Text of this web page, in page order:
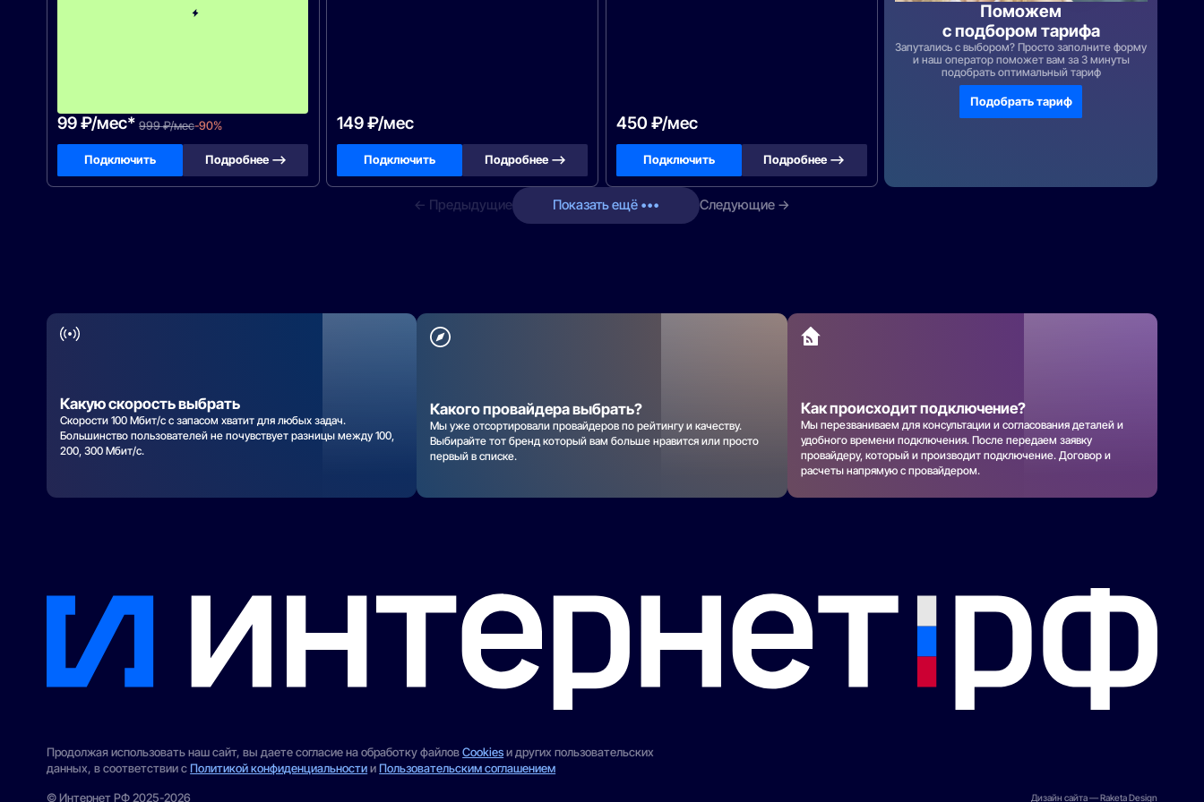
99 ₽/мес* 999 ₽/мес-90%
Подключить Подробнее —>
149 ₽/мес
Подключить Подробнее —>
450 ₽/мес
Подключить Подробнее —>
Поможем
с подбором тарифа
Запутались с выбором? Просто заполните форму
и наш оператор поможет вам за 3 минуты
подобрать оптимальный тариф
Подобрать тариф
← Предыдущие Показать ещё ••• Следующие →
Какую скорость выбрать
Скорости 100 Мбит/с с запасом хватит для любых задач.
Большинство пользователей не почувствует разницы между 100,
200, 300 Мбит/с.
Какого провайдера выбрать?
Мы уже отсортировали провайдеров по рейтингу и качеству.
Выбирайте тот бренд который вам больше нравится или просто
первый в списке.
Как происходит подключение?
Мы перезваниваем для консультации и согласования деталей и
удобного времени подключения. После передаем заявку
провайдеру, который и производит подключение. Договор и
расчеты напрямую с провайдером.
Продолжая использовать наш сайт, вы даете согласие на обработку файловCookiesи других пользовательских
данных, в соответствии сПолитикой конфиденциальностииПользовательским соглашением
© Интернет РФ 2025-2026 Дизайн сайта — Raketa Design